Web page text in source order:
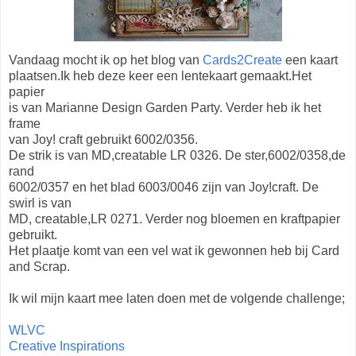
Vandaag mocht ik op het blog van Cards2Create een kaart
plaatsen.Ik heb deze keer een lentekaart gemaakt.Het
papier
is van Marianne Design Garden Party. Verder heb ik het
frame
van Joy! craft gebruikt 6002/0356.
De strik is van MD,creatable LR 0326. De ster,6002/0358,de
rand
6002/0357 en het blad 6003/0046 zijn van Joy!craft. De
swirl is van
MD, creatable,LR 0271. Verder nog bloemen en kraftpapier
gebruikt.
Het plaatje komt van een vel wat ik gewonnen heb bij Card
and Scrap.
Ik wil mijn kaart mee laten doen met de volgende challenge;
WLVC
Creative Inspirations